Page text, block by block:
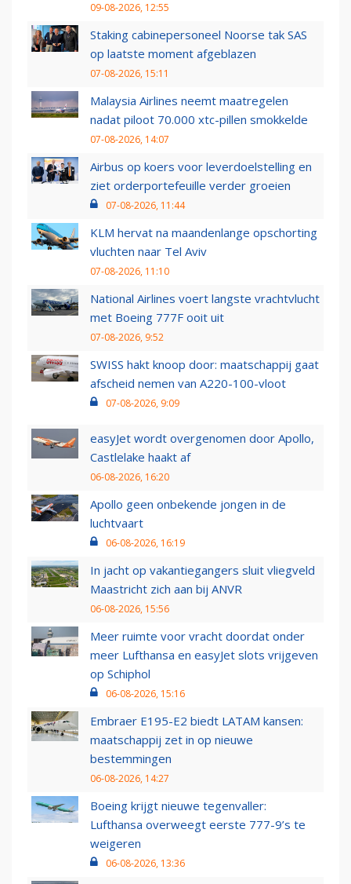
09-08-2026, 12:55
Staking cabinepersoneel Noorse tak SAS
op laatste moment afgeblazen
07-08-2026, 15:11
Malaysia Airlines neemt maatregelen
nadat piloot 70.000 xtc-pillen smokkelde
07-08-2026, 14:07
Airbus op koers voor leverdoelstelling en
ziet orderportefeuille verder groeien
07-08-2026, 11:44
KLM hervat na maandenlange opschorting
vluchten naar Tel Aviv
07-08-2026, 11:10
National Airlines voert langste vrachtvlucht
met Boeing 777F ooit uit
07-08-2026, 9:52
SWISS hakt knoop door: maatschappij gaat
afscheid nemen van A220-100-vloot
07-08-2026, 9:09
easyJet wordt overgenomen door Apollo,
Castlelake haakt af
06-08-2026, 16:20
Apollo geen onbekende jongen in de
luchtvaart
06-08-2026, 16:19
In jacht op vakantiegangers sluit vliegveld
Maastricht zich aan bij ANVR
06-08-2026, 15:56
Meer ruimte voor vracht doordat onder
meer Lufthansa en easyJet slots vrijgeven
op Schiphol
06-08-2026, 15:16
Embraer E195-E2 biedt LATAM kansen:
maatschappij zet in op nieuwe
bestemmingen
06-08-2026, 14:27
Boeing krijgt nieuwe tegenvaller:
Lufthansa overweegt eerste 777-9’s te
weigeren
06-08-2026, 13:36